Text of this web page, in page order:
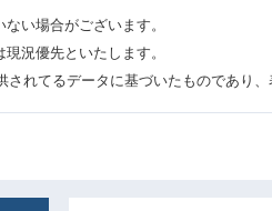
い場合がございます。
況優先といたします。
れてるデータに基づいたものであり